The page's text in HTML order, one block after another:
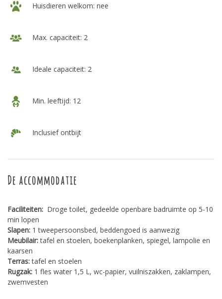
Huisdieren welkom: nee
Max. capaciteit: 2
Ideale capaciteit: 2
Min. leeftijd: 12
Inclusief ontbijt
De accommodatie
Faciliteiten: Droge toilet, gedeelde openbare badruimte op 5-10
min lopen
Slapen: 1 tweepersoonsbed, beddengoed is aanwezig
Meubilair:tafel en stoelen, boekenplanken, spiegel, lampolie en
kaarsen
Terras:tafel en stoelen
Rugzak: 1 fles water 1,5 L, wc-papier, vuilniszakken, zaklampen,
zwemvesten